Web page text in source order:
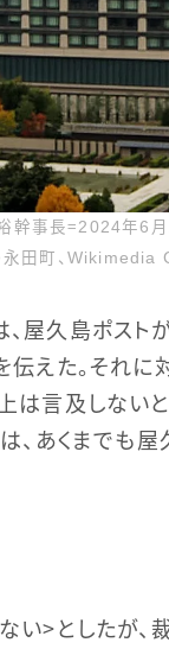
事長＝2024年6
永田町、Wikimedia
久島ポスト
えた。それに
は言及しない
、あくまでも
＞としたが、